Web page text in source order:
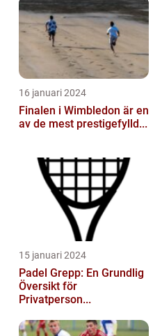
16 januari 2024
Finalen i Wimbledon är en
av de mest prestigefylld...
15 januari 2024
Padel Grepp: En Grundlig
Översikt för
Privatperson...